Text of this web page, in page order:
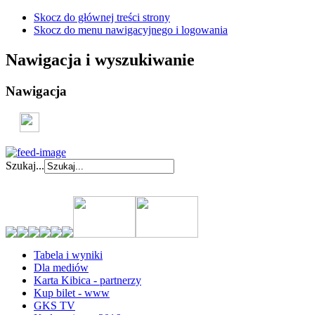
Skocz do głównej treści strony
Skocz do menu nawigacyjnego i logowania
Nawigacja i wyszukiwanie
Nawigacja
Szukaj...
Tabela i wyniki
Dla mediów
Karta Kibica - partnerzy
Kup bilet - www
GKS TV